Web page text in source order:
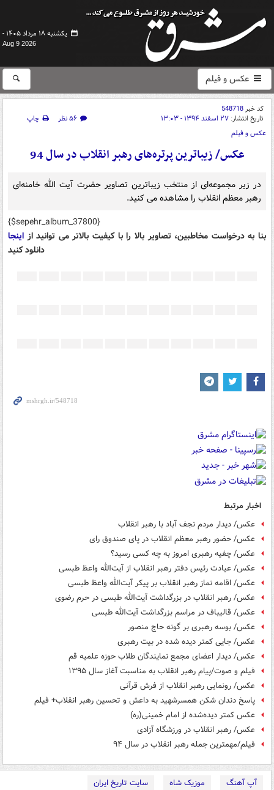
یکشنبه ۱۸ مرداد ۱۴۰۵ -
Aug 9 2026
عکس و فیلم
کد خبر548718
تاریخ انتشار: ۲۷ اسفند ۱۳۹۴ - ۱۳:۰۳ ۵۶ نظر
چاپ
عکس و فیلم
عکس/ زیباترین پرتره‌های رهبر انقلاب در سال 94
در زیر مجموعه‌ای از منتخب زیباترین تصاویر حضرت آیت الله خامنه‌ای
رهبر معظم انقلاب را مشاهده می کنید.
{$sepehr_album_37800}
بنا به درخواست مخاطبین، تصاویر بالا را با کیفیت بالاتر می توانید از اینجا
دانلود کنید
اخبار مرتبط
عکس/ دیدار مردم نجف آباد با رهبر انقلاب
عکس/ حضور رهبر معظم انقلاب در پای صندوق رای
عکس/ چفیه رهبری امروز به چه کسی رسید؟
عکس/ عیادت رئیس دفتر رهبر انقلاب از آیت‌الله واعظ طبسی
عکس/ اقامه نماز رهبر انقلاب بر پیکر آیت‌الله واعظ طبسی
عکس/ رهبر انقلاب در بزرگداشت آیت‌الله طبسی در حرم رضوی
عکس/ قالیباف در مراسم بزرگداشت آیت‌الله طبسی
عکس/ بوسه رهبری بر گونه حاج منصور
عکس/ جایی کمتر دیده شده در بیت رهبری
عکس/ دیدار اعضای مجمع نمایندگان طلاب حوزه علمیه قم
فیلم و صوت/پیام رهبر انقلاب به مناسبت آغاز سال ۱۳۹۵
عکس/ رونمایی رهبر انقلاب از فرش قرآنی
پاسخ دندان شکن همسرشهید به داعش و تحسین رهبر انقلاب+ فیلم
عکس کمتر دیده‌شده از امام خمینی(ره)
عکس/ رهبر انقلاب در ورزشگاه آزادی
فیلم/مهمترین جمله رهبر انقلاب در سال ۹۴
آپ آهنگ موزیک شاه
سایت تاریخ ایران